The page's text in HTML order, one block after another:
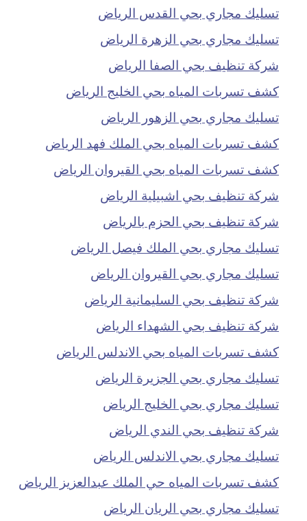
تسليك مجاري بحي القدس الرياض
تسليك مجاري بحي الزهرة الرياض
شركة تنظيف بحي الصفا الرياض
كشف تسربات المياه بحي الخليج الرياض
تسليك مجاري بحي الزهور الرياض
كشف تسربات المياه بحي الملك فهد الرياض
كشف تسربات المياه بحي القيروان الرياض
شركة تنظيف بحي اشبيلية الرياض
شركة تنظيف بحي الحزم بالرياض
تسليك مجاري بحي الملك فيصل الرياض
تسليك مجاري بحي القيروان الرياض
شركة تنظيف بحي السليمانية الرياض
شركة تنظيف بحي الشهداء الرياض
كشف تسربات المياه بحي الاندلس الرياض
تسليك مجاري بحي الجزيرة الرياض
تسليك مجاري بحي الخليج الرياض
شركة تنظيف بحي الندي الرياض
تسليك مجاري بحي الاندلس الرياض
كشف تسربات المياه حي الملك عبدالعزيز الرياض
تسليك مجاري بحي الريان الرياض